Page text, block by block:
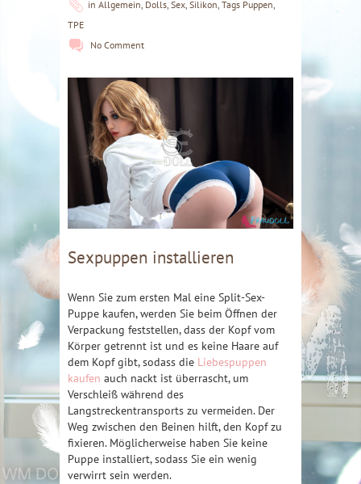
in Allgemein, Dolls, Sex, Silikon, Tags Puppen,
TPE
No Comment
Sexpuppen installieren
Wenn Sie zum ersten Mal eine Split-Sex-
Puppe kaufen, werden Sie beim Öffnen der
Verpackung feststellen, dass der Kopf vom
Körper getrennt ist und es keine Haare auf
dem Kopf gibt, sodass die Liebespuppen
kaufen auch nackt ist überrascht, um
Verschleiß während des
Langstreckentransports zu vermeiden. Der
Weg zwischen den Beinen hilft, den Kopf zu
fixieren. Möglicherweise haben Sie keine
Puppe installiert, sodass Sie ein wenig
verwirrt sein werden.